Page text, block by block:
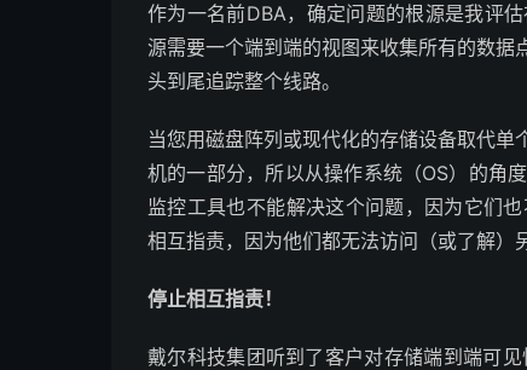
作为一名前DBA，确定问题的根源是我评
源需要一个端到端的视图来收集所有的数
头到尾追踪整个线路。
当您用磁盘阵列或现代化的存储设备取代
机的一部分，所以从操作系统（OS）的角
监控工具也不能解决这个问题，因为它们
相互指责，因为他们都无法访问（或了解）
停止相互指责！
戴尔科技集团听到了客户对存储端到端可见